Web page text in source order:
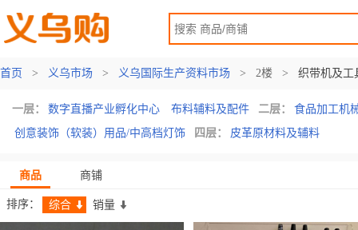
首页 > 义乌市场 > 义乌国际生产资料市场 > 2楼 > 织带机及工
一层： 数字直播产业孵化中心 布料辅料及配件 二层：
食品加工机
创意装饰（软装）用品/中高档灯饰
四层： 皮革原材料及辅料
商品 商铺
排序： 综合 销量